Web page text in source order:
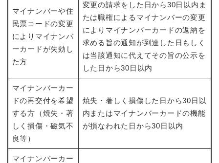
マイナンバーや住
民票コードの変更
によりマイナンバ
ーカードが失効し
た方
変更の請求をした日から30日以内ま
たは職権によるマイナンバーの変更
によりマイナンバーカードの返納を
求める旨の通知が到達した日もしく
は当該通知に代えてその旨の公示を
した日から30日以内
マイナンバーカー
ドの再交付を希望
する方（焼失・著
しく損傷・磁気不
良等）
焼失・著しく損傷した日から30日以
内またはマイナンバーカードの機能
が損なわれた日から30日以内
マイナンバーカー